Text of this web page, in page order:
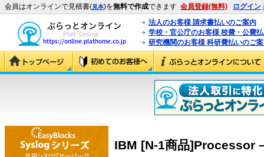
会員はオンラインで見積書(見本)を無料で作成できます 会員登録(無料) ログイン
法人のお客様 請求書払いのご案内
学校・官公庁のお客様 校費・公費
研究機関のお客様 科研費払いのご
IBM [N-1商品]Processor